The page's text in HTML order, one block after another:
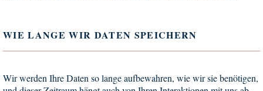
WIE LANGE WIR DATEN SPEICHERN
Wir werden Ihre Daten so lange aufbewahren, wie wir sie benötigen,